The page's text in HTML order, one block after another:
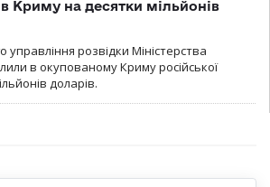
Криму на десятки мільйонів
розвідки Міністерства
в окупованому Криму російської
доларів.